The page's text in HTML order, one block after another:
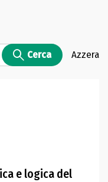
Cerca Azzera
e logica del